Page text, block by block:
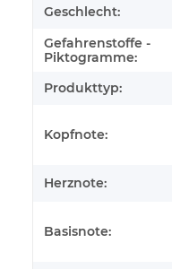
Geschlecht:
Gefahrenstoffe -
Piktogramme:
Produkttyp:
Kopfnote:
Herznote:
Basisnote: